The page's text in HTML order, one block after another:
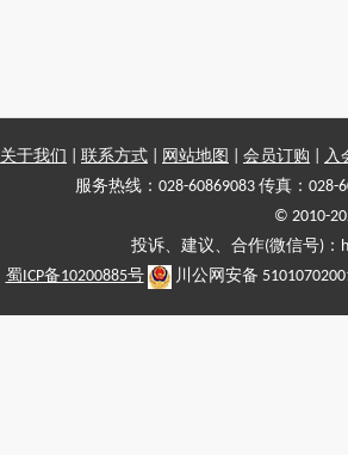
关于我们 联系方式 网站地图 会员订购
入
服务热线：028-60869083 传真：028-
© 2010-
投诉、建议、合作(微信号)
蜀ICP备10200885号
川公网安备